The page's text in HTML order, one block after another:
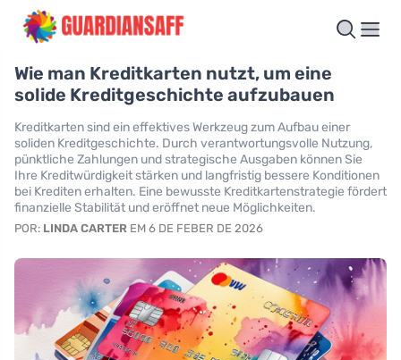
Wie man Kreditkarten nutzt, um eine
solide Kreditgeschichte aufzubauen
Kreditkarten sind ein effektives Werkzeug zum Aufbau einer
soliden Kreditgeschichte. Durch verantwortungsvolle Nutzung,
pünktliche Zahlungen und strategische Ausgaben können Sie
Ihre Kreditwürdigkeit stärken und langfristig bessere Konditionen
bei Krediten erhalten. Eine bewusste Kreditkartenstrategie fördert
finanzielle Stabilität und eröffnet neue Möglichkeiten.
POR: LINDA CARTER EM 6 DE FEBER DE 2026